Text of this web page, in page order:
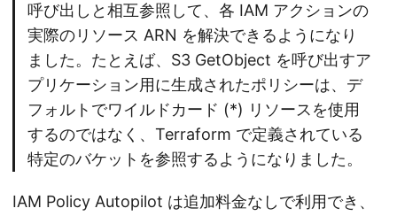
呼び出しと相互参照して、各 IAM アクションの
実際のリソース ARN を解決できるようになり
ました。たとえば、S3 GetObject を呼び出すア
プリケーション用に生成されたポリシーは、デ
フォルトでワイルドカード (*) リソースを使用
するのではなく、Terraform で定義されている
特定のバケットを参照するようになりました。
IAM Policy Autopilot は追加料金なしで利用でき、